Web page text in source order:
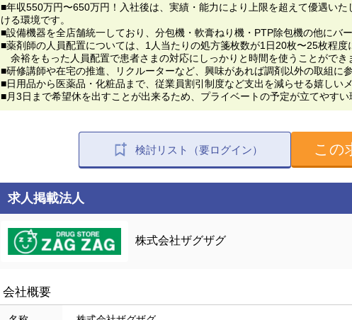
■年収550万円〜650万円！入社後は、実績・能力により上限を超えて優遇い
ける環境です。
■設備機器を全店舗統一しており、分包機・軟膏ねり機・PTP除包機の他にバ
■薬剤師の人員配置については、1人当たりの処方箋枚数が1日20枚〜25枚程度
余裕をもった人員配置で患者さまの対応にしっかりと時間を使うことができ
■研修講師や在宅の推進、リクルーターなど、興味があれば調剤以外の取組に
■日用品から医薬品・化粧品まで、従業員割引制度など支出を減らせる嬉しい
■月3日まで希望休を出すことが出来るため、プライベートの予定が立てやすい
検討リスト（要ログイン） この
求人掲載法人
株式会社ザグザグ
会社概要